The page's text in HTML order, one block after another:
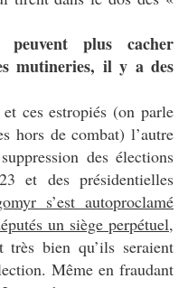
plus cacher
mutineries, il y a des
ces estropiés (on parle
hors de combat) l’autre
des élections
et des présidentielles
s’est autoproclamé
un siège perpétuel,
très bien qu’ils seraient
Même en fraudant